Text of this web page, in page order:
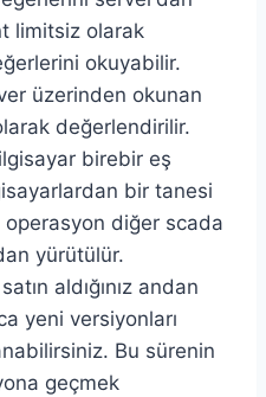
limitsiz olarak
okuyabilir.
üzerinden okunan
değerlendirilir.
birebir eş
bir tanesi
operasyon diğer scada
yürütülür.
satın aldığınız andan
yeni versiyonları
Bu sürenin
geçmek